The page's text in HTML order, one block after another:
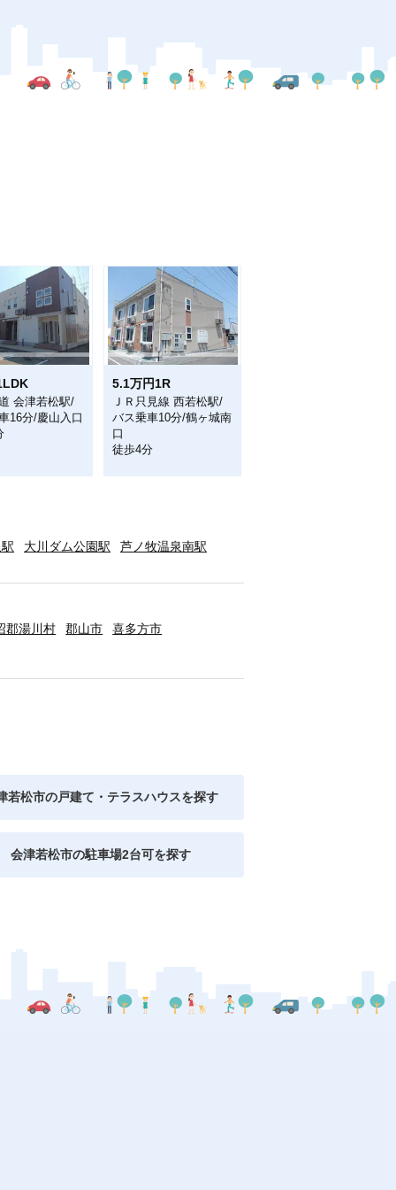
会津若松駅/
16分/慶山入口
5.1万円1R
ＪＲ只見線 西若松駅/
バス乗車10分/鶴ヶ城南
口
徒歩4分
大川ダム公園駅 芦ノ牧温泉南駅
郡湯川村 郡山市 喜多方市
若松市の戸建て・テラスハウスを探す
会津若松市の駐車場2台可を探す